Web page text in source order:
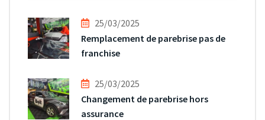
25/03/2025
Remplacement de parebrise pas de
franchise
25/03/2025
Changement de parebrise hors
assurance